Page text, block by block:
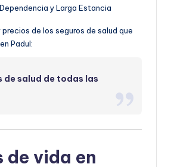
y Larga Estancia
de los seguros de salud que
Padul:
de salud de todas las
de vida en